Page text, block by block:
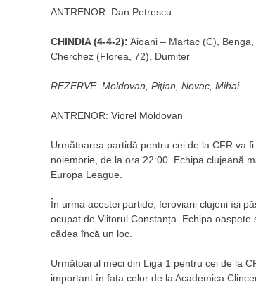
ANTRENOR: Dan Petrescu
CHINDIA (4-4-2): Aioani – Martac (C),
Cherchez (Florea, 72), Dumiter
REZERVE: Moldovan, Piţian, Novac, Mihai
ANTRENOR: Viorel Moldovan
Următoarea partidă pentru cei de la CFR va
noiembrie, de la ora 22:00. Echipa clujeană
Europa League.
În urma acestei partide, feroviarii clujeni își
ocupat de Viitorul Constanța. Echipa
cădea încă un loc.
Următoarul meci din Liga 1 pentru cei de la
important în fața celor de la Academica